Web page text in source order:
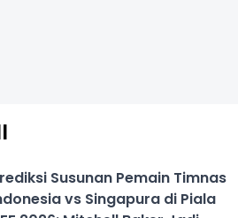
Susunan Pemain Timnas
vs Singapura di Piala